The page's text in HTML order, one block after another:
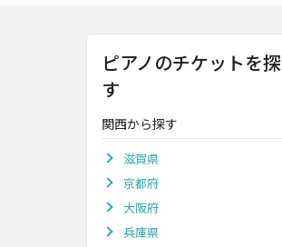
ピアノのチケットを探
す
関西から探す
滋賀県
京都府
大阪府
兵庫県